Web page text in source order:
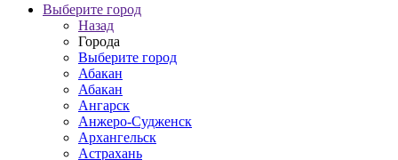
Выберите город
Назад
Города
Выберите город
Абакан
Абакан
Ангарск
Анжеро-Судженск
Архангельск
Астрахань